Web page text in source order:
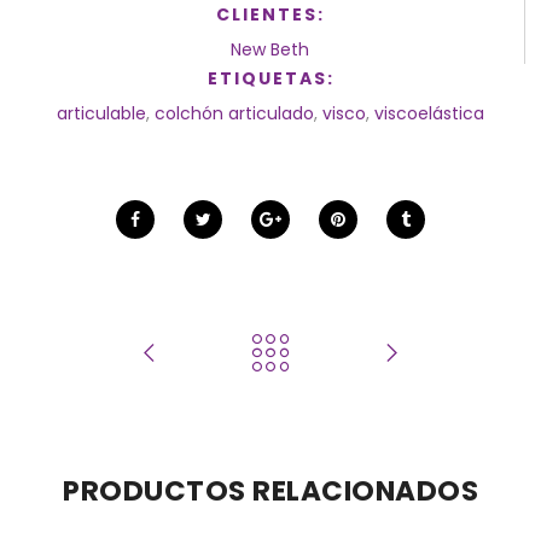
CLIENTES:
New Beth
ETIQUETAS:
articulable, colchón articulado, visco, viscoelástica
PRODUCTOS RELACIONADOS